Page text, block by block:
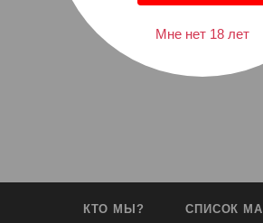
КТО МЫ? СПИСОК
Мне нет 18 лет